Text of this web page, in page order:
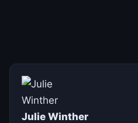
Julie Winther